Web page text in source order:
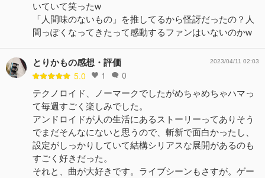
いていて笑ったw
「人間味のないもの」を推してるから怪訝だったの？人
間っぽくなってきたって感動するファンはいないのかw
とりかもの感想・評価
5.0 1 0
2023/04/11 02:03
テクノロイド、ノーマークでしたがめちゃめちゃハマっ
て毎週すごく楽しみでした。
アンドロイドが人の生活にあるストーリーってありそう
でまだそんなにないと思うので、斬新で面白かったし、
設定がしっかりしていて結構シリアスな展開があるのも
すごく好きだった。
それと、曲が大好きです。ライブシーンもさすが。ゲー